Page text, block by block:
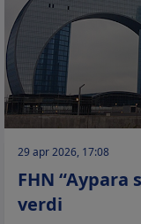
29 apr 2026, 17:08
FHN “Aypara
verdi